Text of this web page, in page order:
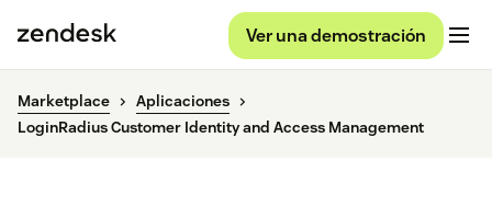
Ver una demostración
Marketplace
Aplicaciones
LoginRadius Customer Identity and Access Management